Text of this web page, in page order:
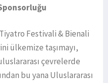
Festivali & Bienali
ülkemize taşımayı,
çevrelerde
bu yana Uluslararası